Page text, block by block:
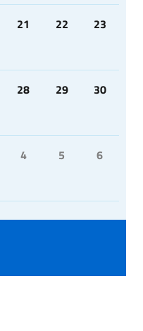
21 22 23
28 29 30
4 5 6